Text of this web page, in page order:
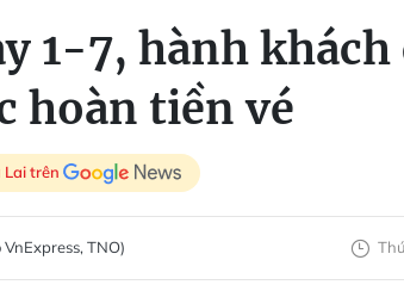
1-7, hành
hoàn tiền vé
Lai trên
VnExpress, TNO)